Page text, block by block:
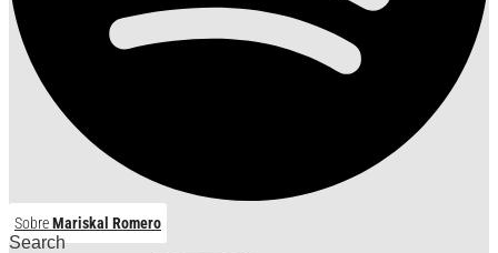
SobreMariskal Romero
Search